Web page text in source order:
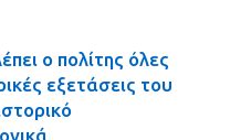
ο πολίτης όλες
εξετάσεις του